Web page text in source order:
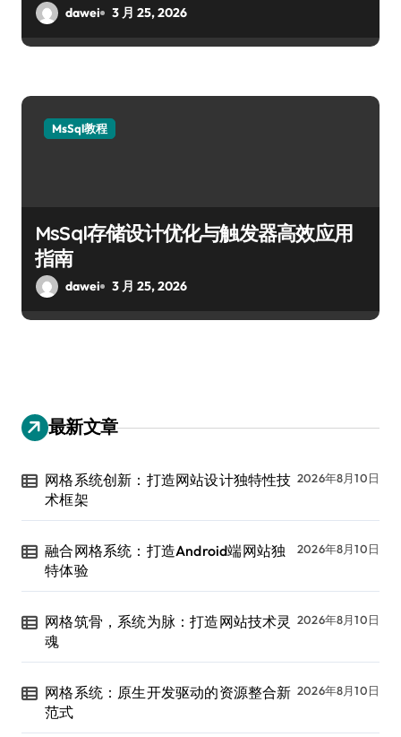
dawei 3 月 25, 2026
MsSql教程
MsSql存储设计优化与触发器高效应用
指南
dawei 3 月 25, 2026
最新文章
网格系统创新：打造网站设计独特性技
术框架
2026年8月10日
融合网格系统：打造Android端网站独
特体验
2026年8月10日
网格筑骨，系统为脉：打造网站技术灵
魂
2026年8月10日
网格系统：原生开发驱动的资源整合新
范式
2026年8月10日